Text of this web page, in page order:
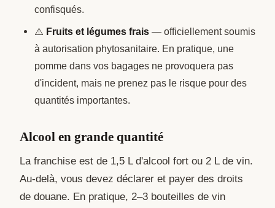
confisqués.
⚠️ Fruits et légumes frais — officiellement soumis
à autorisation phytosanitaire. En pratique, une
pomme dans vos bagages ne provoquera pas
d'incident, mais ne prenez pas le risque pour des
quantités importantes.
Alcool en grande quantité
La franchise est de 1,5 L d'alcool fort ou 2 L de vin.
Au-delà, vous devez déclarer et payer des droits
de douane. En pratique, 2–3 bouteilles de vin